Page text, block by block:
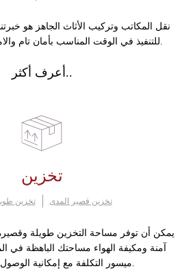
نقل المكاتب وتركيب الأثاث الجاهز هو
أعرف أكثر..
تخزين
تخزين تخزين قصير المدى
يمكن أن توفر مساحة التخزين طويلة
آمنة ومكيفة الهواء مساحتك الباهظة في